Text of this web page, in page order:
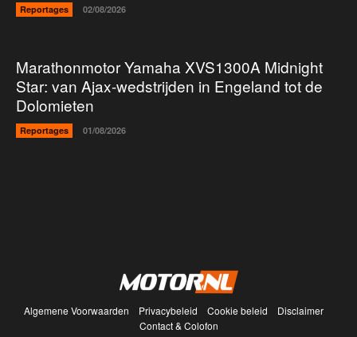
Reportages 02/08/2026
Marathonmotor Yamaha XVS1300A Midnight
Star: van Ajax-wedstrijden in Engeland tot de
Dolomieten
Reportages 01/08/2026
Algemene Voorwaarden Privacybeleid Cookie beleid
Disclaimer
Contact & Colofon